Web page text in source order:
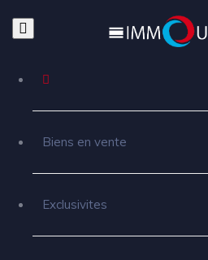
Biens en vente
Exclusivites